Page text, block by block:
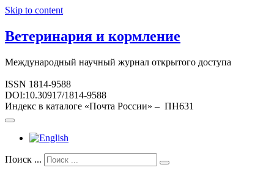
Skip to content
Ветеринария и кормление
Международный научный журнал открытого доступа
ISSN 1814-9588
DOI:10.30917/1814-9588
Индекс в каталоге «Почта России» – ПН631
Поиск ...